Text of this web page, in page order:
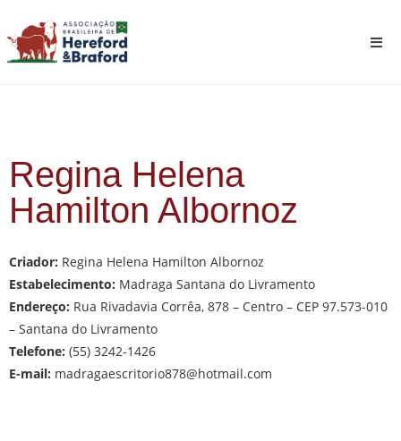
Regina Helena
Hamilton Albornoz
Criador: Regina Helena Hamilton Albornoz
Estabelecimento: Madraga Santana do Livramento
Endereço: Rua Rivadavia Corrêa, 878 – Centro – CEP 97.573-010
– Santana do Livramento
Telefone: (55) 3242-1426
E-mail: madragaescritorio878@hotmail.com